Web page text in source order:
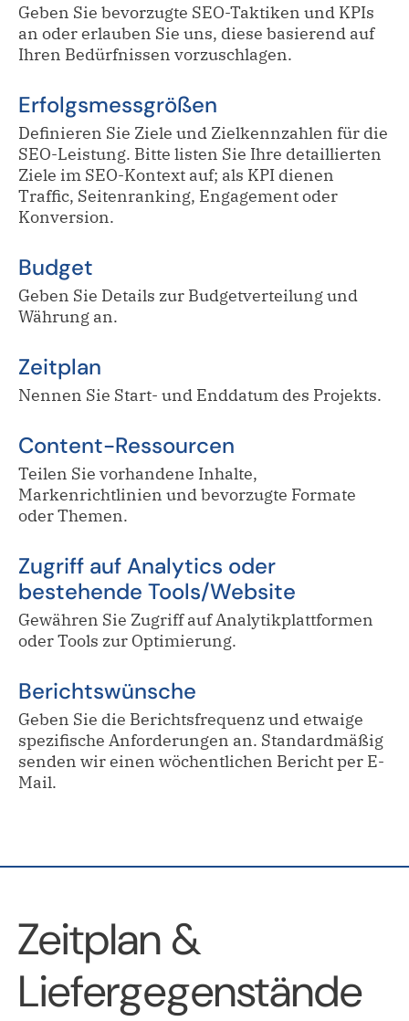
Geben Sie bevorzugte SEO-Taktiken und KPIs
an oder erlauben Sie uns, diese basierend auf
Ihren Bedürfnissen vorzuschlagen.
Erfolgsmessgrößen
Definieren Sie Ziele und Zielkennzahlen für die
SEO-Leistung. Bitte listen Sie Ihre detaillierten
Ziele im SEO-Kontext auf; als KPI dienen
Traffic, Seitenranking, Engagement oder
Konversion.
Budget
Geben Sie Details zur Budgetverteilung und
Währung an.
Zeitplan
Nennen Sie Start- und Enddatum des Projekts.
Content-Ressourcen
Teilen Sie vorhandene Inhalte,
Markenrichtlinien und bevorzugte Formate
oder Themen.
Zugriff auf Analytics oder
bestehende Tools/Website
Gewähren Sie Zugriff auf Analytikplattformen
oder Tools zur Optimierung.
Berichtswünsche
Geben Sie die Berichtsfrequenz und etwaige
spezifische Anforderungen an. Standardmäßig
senden wir einen wöchentlichen Bericht per E-
Mail.
Zeitplan &
Liefergegenstände